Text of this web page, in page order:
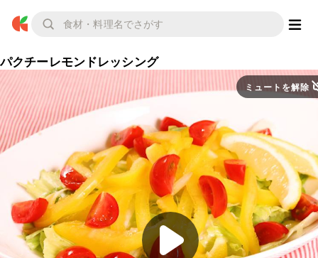
パクチーレモンドレッシング
ミュートを解除